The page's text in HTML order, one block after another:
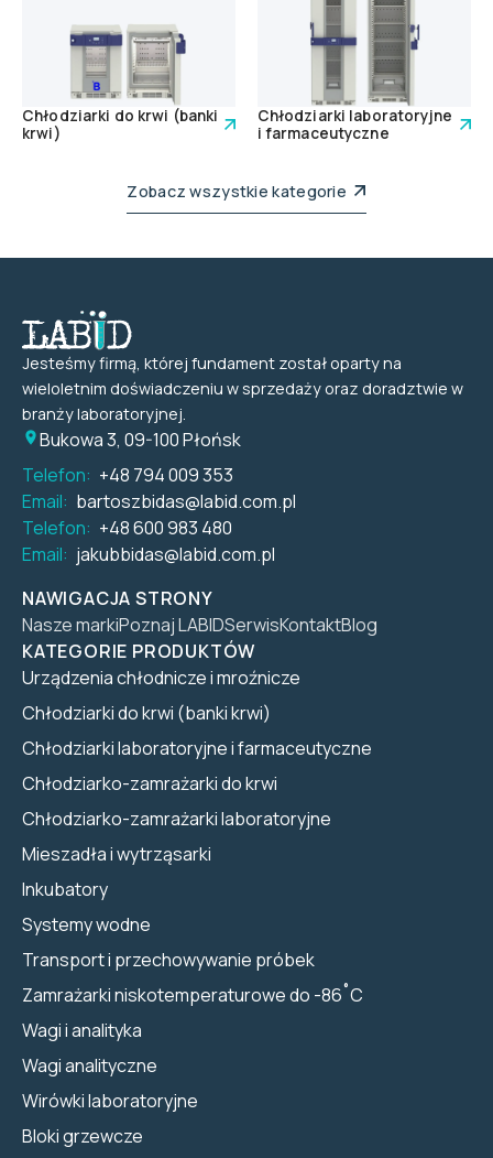
Chłodziarki do krwi (banki
krwi)
Chłodziarki laboratoryjne
i farmaceutyczne
Zobacz wszystkie kategorie
Jesteśmy firmą, której fundament został oparty na
wieloletnim doświadczeniu w sprzedaży oraz doradztwie w
branży laboratoryjnej.
Bukowa 3, 09-100 Płońsk
Telefon: +48 794 009 353
Email: bartoszbidas@labid.com.pl
Telefon: +48 600 983 480
Email: jakubbidas@labid.com.pl
NAWIGACJA STRONY
Nasze markiPoznaj LABIDSerwisKontaktBlog
KATEGORIE PRODUKTÓW
Urządzenia chłodnicze i mroźnicze
Chłodziarki do krwi (banki krwi)
Chłodziarki laboratoryjne i farmaceutyczne
Chłodziarko-zamrażarki do krwi
Chłodziarko-zamrażarki laboratoryjne
Mieszadła i wytrząsarki
Inkubatory
Systemy wodne
Transport i przechowywanie próbek
Zamrażarki niskotemperaturowe do -86˚C
Wagi i analityka
Wagi analityczne
Wirówki laboratoryjne
Bloki grzewcze